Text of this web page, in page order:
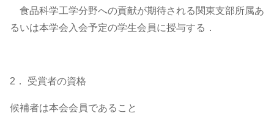
食品科学工学分野への貢献が期待される関東支部所属あ
るいは本学会入会予定の学生会員に授与する．
2． 受賞者の資格
候補者は本会会員であること